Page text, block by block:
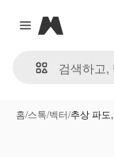
Close menu
Magnific
홈/스톡/벡터/추상 파